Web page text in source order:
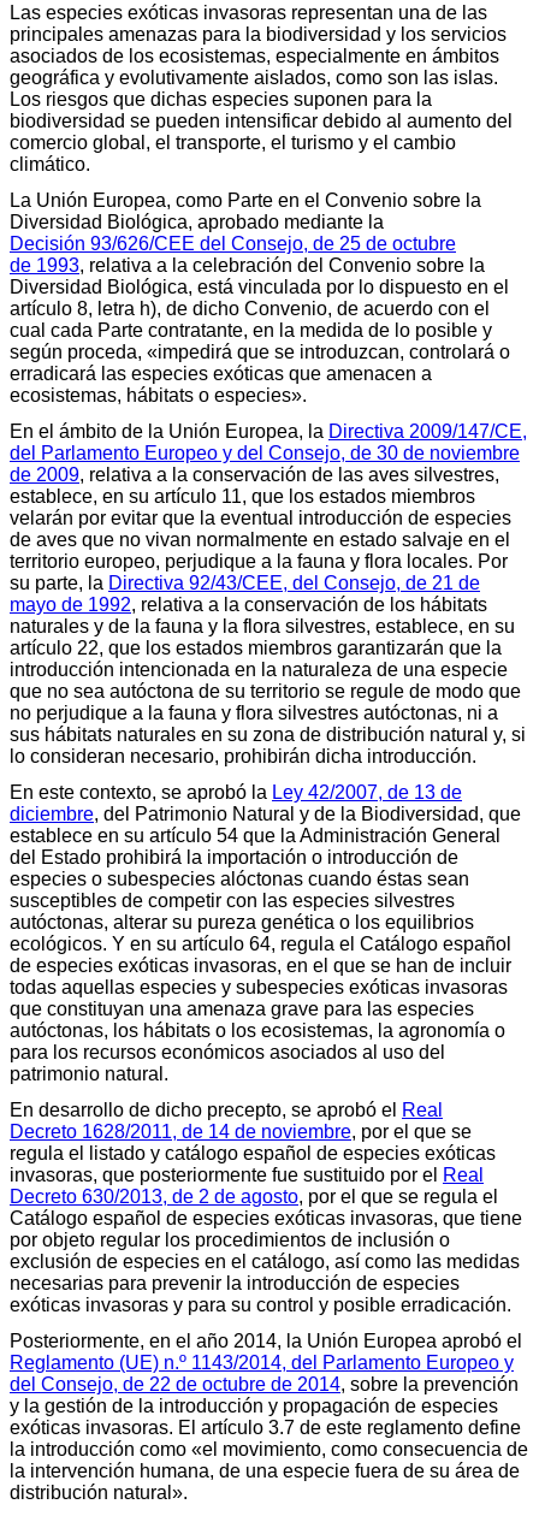
Las especies exóticas invasoras representan una de las
principales amenazas para la biodiversidad y los servicios
asociados de los ecosistemas, especialmente en ámbitos
geográfica y evolutivamente aislados, como son las islas.
Los riesgos que dichas especies suponen para la
biodiversidad se pueden intensificar debido al aumento del
comercio global, el transporte, el turismo y el cambio
climático.
La Unión Europea, como Parte en el Convenio sobre la
Diversidad Biológica, aprobado mediante la
Decisión 93/626/CEE del Consejo, de 25 de octubre
de 1993, relativa a la celebración del Convenio sobre la
Diversidad Biológica, está vinculada por lo dispuesto en el
artículo 8, letra h), de dicho Convenio, de acuerdo con el
cual cada Parte contratante, en la medida de lo posible y
según proceda, «impedirá que se introduzcan, controlará o
erradicará las especies exóticas que amenacen a
ecosistemas, hábitats o especies».
En el ámbito de la Unión Europea, la Directiva 2009/147/CE,
del Parlamento Europeo y del Consejo, de 30 de noviembre
de 2009, relativa a la conservación de las aves silvestres,
establece, en su artículo 11, que los estados miembros
velarán por evitar que la eventual introducción de especies
de aves que no vivan normalmente en estado salvaje en el
territorio europeo, perjudique a la fauna y flora locales. Por
su parte, la Directiva 92/43/CEE, del Consejo, de 21 de
mayo de 1992, relativa a la conservación de los hábitats
naturales y de la fauna y la flora silvestres, establece, en su
artículo 22, que los estados miembros garantizarán que la
introducción intencionada en la naturaleza de una especie
que no sea autóctona de su territorio se regule de modo que
no perjudique a la fauna y flora silvestres autóctonas, ni a
sus hábitats naturales en su zona de distribución natural y, si
lo consideran necesario, prohibirán dicha introducción.
En este contexto, se aprobó la Ley 42/2007, de 13 de
diciembre, del Patrimonio Natural y de la Biodiversidad, que
establece en su artículo 54 que la Administración General
del Estado prohibirá la importación o introducción de
especies o subespecies alóctonas cuando éstas sean
susceptibles de competir con las especies silvestres
autóctonas, alterar su pureza genética o los equilibrios
ecológicos. Y en su artículo 64, regula el Catálogo español
de especies exóticas invasoras, en el que se han de incluir
todas aquellas especies y subespecies exóticas invasoras
que constituyan una amenaza grave para las especies
autóctonas, los hábitats o los ecosistemas, la agronomía o
para los recursos económicos asociados al uso del
patrimonio natural.
En desarrollo de dicho precepto, se aprobó el Real
Decreto 1628/2011, de 14 de noviembre, por el que se
regula el listado y catálogo español de especies exóticas
invasoras, que posteriormente fue sustituido por el Real
Decreto 630/2013, de 2 de agosto, por el que se regula el
Catálogo español de especies exóticas invasoras, que tiene
por objeto regular los procedimientos de inclusión o
exclusión de especies en el catálogo, así como las medidas
necesarias para prevenir la introducción de especies
exóticas invasoras y para su control y posible erradicación.
Posteriormente, en el año 2014, la Unión Europea aprobó el
Reglamento (UE) n.º 1143/2014, del Parlamento Europeo y
del Consejo, de 22 de octubre de 2014, sobre la prevención
y la gestión de la introducción y propagación de especies
exóticas invasoras. El artículo 3.7 de este reglamento define
la introducción como «el movimiento, como consecuencia de
la intervención humana, de una especie fuera de su área de
distribución natural».